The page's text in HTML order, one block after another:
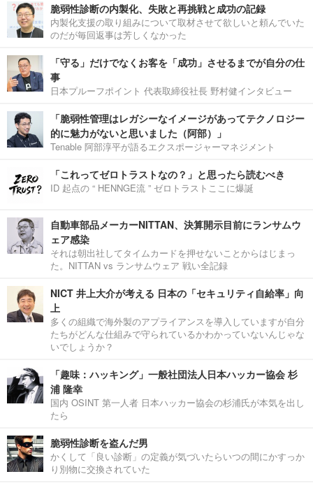
脆弱性診断の内製化、失敗と再挑戦と成功の記録
内製化支援の取り組みについて取材させて欲しいと頼んでいた
のだが毎回返事は芳しくなかった
「守る」だけでなくお客を「成功」させるまでが自分の仕
事
日本プルーフポイント 代表取締役社長 野村健インタビュー
「脆弱性管理はレガシーなイメージがあってテクノロジー
的に魅力がないと思いました（阿部）」
Tenable 阿部淳平が語るエクスポージャーマネジメント
「これってゼロトラストなの？」と思ったら読むべき
ID 起点の “ HENNGE流 ” ゼロトラストここに爆誕
自動車部品メーカーNITTAN、決算開示目前にランサムウ
ェア感染
それは朝出社してタイムカードを押せないことからはじまっ
た。NITTAN vs ランサムウェア 戦い全記録
NICT 井上大介が考える 日本の「セキュリティ自給率」向
上
多くの組織で海外製のアプライアンスを導入していますが自分
たちがどんな仕組みで守られているかわかっていないんじゃな
いでしょうか？
「趣味：ハッキング」一般社団法人日本ハッカー協会 杉
浦 隆幸
国内 OSINT 第一人者 日本ハッカー協会の杉浦氏が本気を出し
たら
脆弱性診断を盗んだ男
かくして「良い診断」の定義が気づいたらいつの間にかすっか
り別物に交換されていた